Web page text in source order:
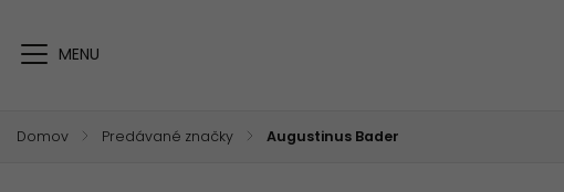
Domov / Predávané značky / Augustinus Bader